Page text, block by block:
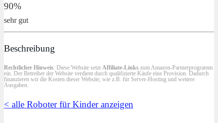
90%
sehr gut
Beschreibung
Rechtlicher Hinweis: Diese Website setzt Affiliate-Links zum Amazon-Partnerprogramm
ein. Der Betreiber der Website verdient durch qualifizierte Käufe eine Provision. Dadurch
finanzieren wir die Kosten dieser Website, wie z.B. für Server-Hosting und weitere
Ausgaben.
< alle Roboter für Kinder anzeigen